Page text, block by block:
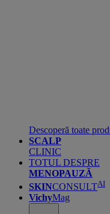
Descoperă toate
SCALP
CLINIC
TOTUL DESPRE
MENOPAUZĂ
SKINCONSULTAI
VichyMag